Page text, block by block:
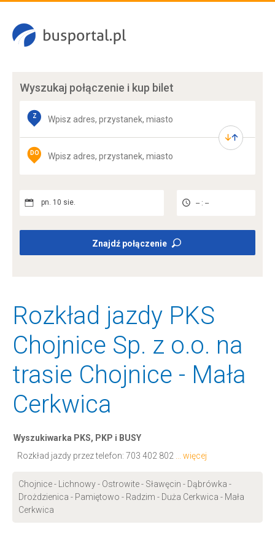
Wyszukaj połączenie i kup bilet
Z
DO
pn. 10 sie. -- : --
Znajdź połączenie
Rozkład jazdy PKS
Chojnice Sp. z o.o. na
trasie Chojnice - Mała
Cerkwica
Wyszukiwarka PKS, PKP i BUSY
Rozkład jazdy przez telefon: 703 402 802 ... więcej
Chojnice - Lichnowy - Ostrowite - Sławęcin - Dąbrówka -
Drożdzienica - Pamiętowo - Radzim - Duża Cerkwica - Mała
Cerkwica